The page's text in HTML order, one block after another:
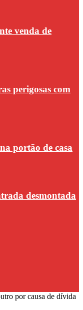
venda de
perigosas com
portão de casa
desmontada
por causa de dívida